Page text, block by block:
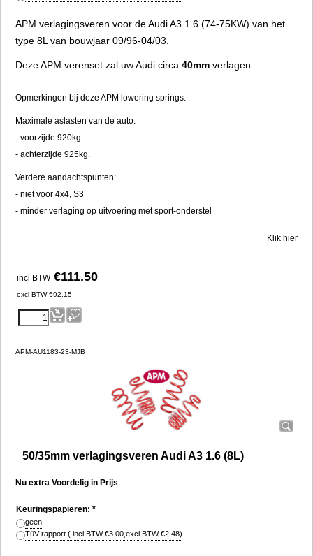
APM verlagingsveren voor de Audi A3 1.6 (74-75KW) van het
type 8L van bouwjaar 09/96-04/03.
Deze APM verenset zal uw Audi circa 40mm verlagen.
Opmerkingen bij deze APM lowering springs.
Maximale aslasten van de auto:
- voorzijde 920kg.
- achterzijde 925kg.
Verdere aandachtspunten:
- niet voor 4x4, S3
- minder verlaging op uitvoering met sport-onderstel
Klik hier
incl BTW €111.50
excl BTW €92.15
APM-AU1183-23-MJB
50/35mm verlagingsveren Audi A3 1.6 (8L)
Nu extra Voordelig in Prijs
Keuringspapieren: *
geen
TüV rapport ( incl BTW€3.00 excl BTW€2.48)